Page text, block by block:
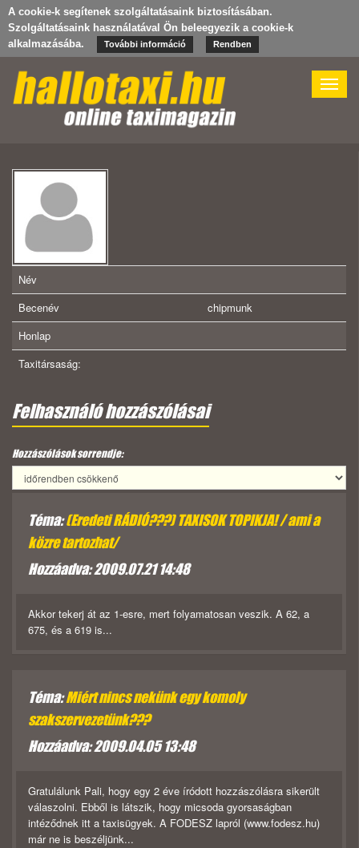
A cookie-k segítenek szolgáltatásaink biztosításában.
Szolgáltatásaink használatával Ön beleegyezik a cookie-k
alkalmazásába.
További információ Rendben
Toggle
Név
Becenév
chipmunk
Honlap
Taxitársaság:
Felhasználó hozzászólásai
Hozzászólások sorrendje:
Téma:(Eredeti RÁDIÓ???) TAXISOK TOPIKJA! / ami a
közre tartozhat/
Hozzáadva: 2009.07.21 14:48
Akkor tekerj át az 1-esre, mert folyamatosan veszik. A 62, a
675, és a 619 is...
Téma:Miért nincs nekünk egy komoly
szakszervezetünk???
Hozzáadva: 2009.04.05 13:48
Gratulálunk Pali, hogy egy 2 éve íródott hozzászólásra sikerült
válaszolni. Ebből is látszik, hogy micsoda gyorsaságban
intéződnek itt a taxisügyek. A FODESZ lapról (www.fodesz.hu)
már ne is beszéljünk...